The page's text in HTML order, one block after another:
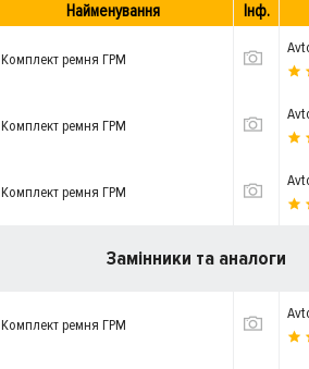
Найменування Інф.
Комплект ремня ГРМ
Комплект ремня ГРМ
Комплект ремня ГРМ
Замінники та аналоги
Комплект ремня ГРМ